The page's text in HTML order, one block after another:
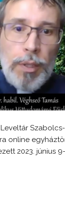
online
2023. június